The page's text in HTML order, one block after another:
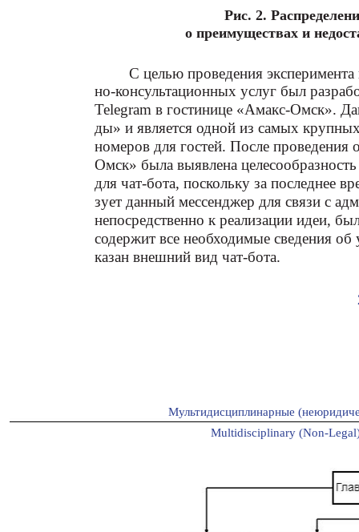
Рис. 2.
о преимуществах и
С целью проведения
но-консультационных услуг был
Telegram в гостинице «Амакс-Омск».
ды» и является одной из самых
номеров для гостей. После
Омск» была выявлена
для чат-бота, поскольку за последнее
зует данный мессенджер для связи с
непосредственно к реализации идеи,
содержит все необходимые сведения
казан внешний вид чат-бота.
Мультидисциплинарные
Multidisciplinary (Non-